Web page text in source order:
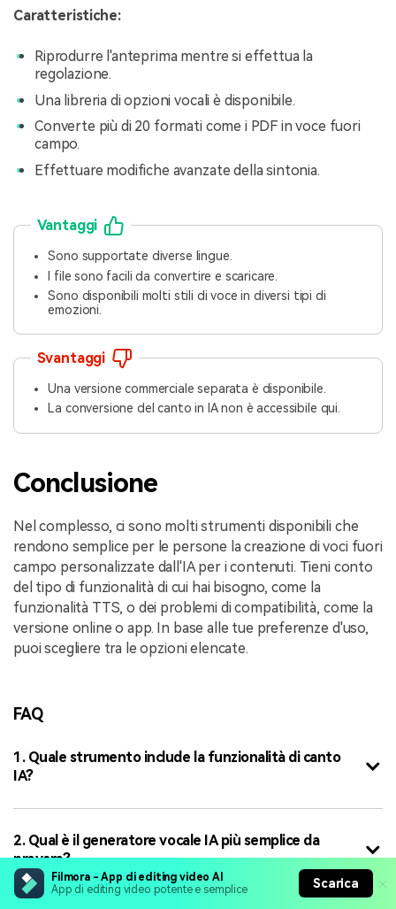
Filmora - App di editing video AI
App di editing video potente e semplice
Scarica
Caratteristiche:
Riprodurre l'anteprima mentre si effettua la
regolazione.
Una libreria di opzioni vocali è disponibile.
Converte più di 20 formati come i PDF in voce fuori
campo.
Effettuare modifiche avanzate della sintonia.
Vantaggi
Sono supportate diverse lingue.
I file sono facili da convertire e scaricare.
Sono disponibili molti stili di voce in diversi tipi di
emozioni.
Svantaggi
Una versione commerciale separata è disponibile.
La conversione del canto in IA non è accessibile qui.
Conclusione
Nel complesso, ci sono molti strumenti disponibili che
rendono semplice per le persone la creazione di voci fuori
campo personalizzate dall'IA per i contenuti. Tieni conto
del tipo di funzionalità di cui hai bisogno, come la
funzionalità TTS, o dei problemi di compatibilità, come la
versione online o app. In base alle tue preferenze d'uso,
puoi scegliere tra le opzioni elencate.
FAQ
1. Quale strumento include la funzionalità di canto
IA?
2. Qual è il generatore vocale IA più semplice da
provare?